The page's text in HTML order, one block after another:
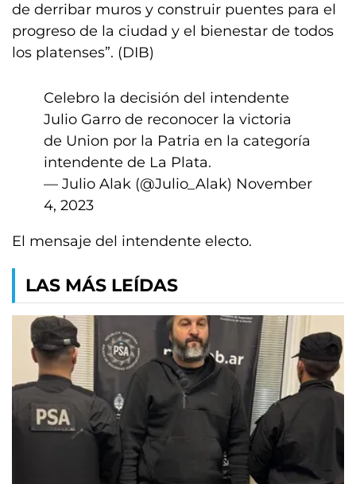
de derribar muros y construir puentes para el
progreso de la ciudad y el bienestar de todos
los platenses”. (DIB)
Celebro la decisión del intendente
Julio Garro de reconocer la victoria
de Union por la Patria en la categoría
intendente de La Plata.
— Julio Alak (@Julio_Alak) November
4, 2023
El mensaje del intendente electo.
LAS MÁS LEÍDAS